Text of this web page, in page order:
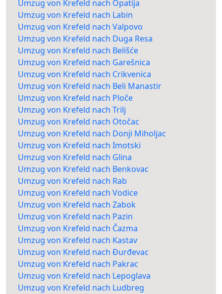
Umzug von Krefeld nach Opatija
Umzug von Krefeld nach Labin
Umzug von Krefeld nach Valpovo
Umzug von Krefeld nach Duga Resa
Umzug von Krefeld nach Belišće
Umzug von Krefeld nach Garešnica
Umzug von Krefeld nach Crikvenica
Umzug von Krefeld nach Beli Manastir
Umzug von Krefeld nach Ploče
Umzug von Krefeld nach Trilj
Umzug von Krefeld nach Otočac
Umzug von Krefeld nach Donji Miholjac
Umzug von Krefeld nach Imotski
Umzug von Krefeld nach Glina
Umzug von Krefeld nach Benkovac
Umzug von Krefeld nach Rab
Umzug von Krefeld nach Vodice
Umzug von Krefeld nach Zabok
Umzug von Krefeld nach Pazin
Umzug von Krefeld nach Čazma
Umzug von Krefeld nach Kastav
Umzug von Krefeld nach Đurđevac
Umzug von Krefeld nach Pakrac
Umzug von Krefeld nach Lepoglava
Umzug von Krefeld nach Ludbreg